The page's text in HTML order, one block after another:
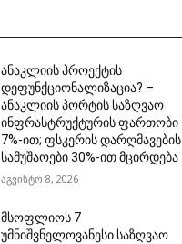
ანაკლიის პროექტის
დეფუნქციონალიზაცია? –
ანაკლიის პორტის საზღვაო
ინფრასტრუქტურის ფართობი
7%-ით; ფსკერის დარღმავების
სამუშაოები 30%-ით მცირდება
აგვისტო 8, 2026
მსოფლიოს 7
უმნიშვნელოვანესი საზღვაო